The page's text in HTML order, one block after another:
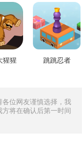
猩猩 跳跳忍者
位网友谨慎选择，我
方将在确认后第一时间